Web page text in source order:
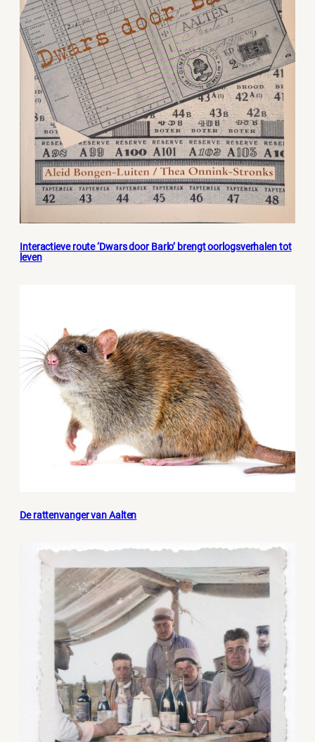
Interactieve route ‘Dwars door Barlo’ brengt oorlogsverhalen tot
leven
De rattenvanger van Aalten